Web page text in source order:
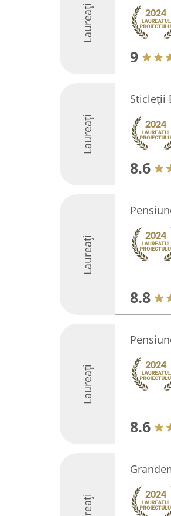
Laureați
9
Laureați
Sticleții
8.6
Laureați
8.8
Laureați
8.6